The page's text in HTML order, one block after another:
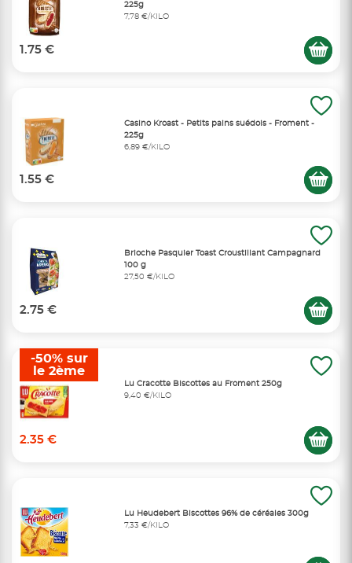
225g
7,78 €/KILO
1.75 €
Casino Kroast - Petits pains suédois - Froment -
225g
6,89 €/KILO
1.55 €
Brioche Pasquier Toast Croustillant Campagnard
100 g
27,50 €/KILO
2.75 €
Lu Cracotte Biscottes au Froment 250g
9,40 €/KILO
2.35 €
-50% sur
le 2ème
Lu Heudebert Biscottes 96% de céréales 300g
7,33 €/KILO